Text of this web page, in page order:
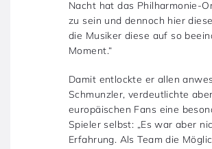
Nacht hat das Philharmonie-
zu sein und dennoch hier
die Musiker diese auf so
Moment.“
Damit entlockte er allen
Schmunzler, verdeutlichte
europäischen Fans eine
Spieler selbst: „Es war aber
Erfahrung. Als Team die